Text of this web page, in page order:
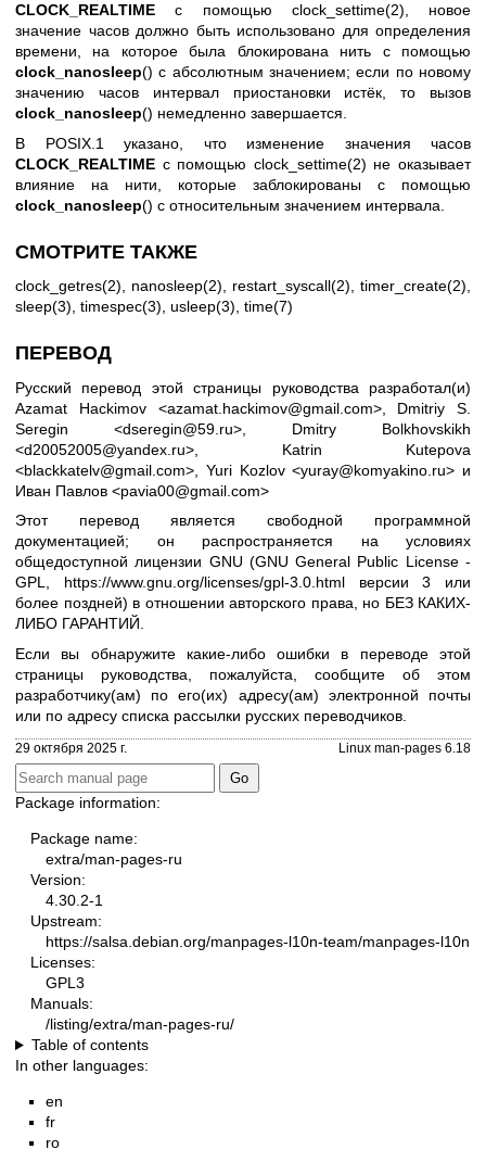
CLOCK_REALTIME с помощью clock_settime(2), новое
значение часов должно быть использовано для определения
времени, на которое была блокирована нить с помощью
clock_nanosleep() с абсолютным значением; если по новому
значению часов интервал приостановки истёк, то вызов
clock_nanosleep() немедленно завершается.
В POSIX.1 указано, что изменение значения часов
CLOCK_REALTIME с помощью clock_settime(2) не оказывает
влияние на нити, которые заблокированы с помощью
clock_nanosleep() с относительным значением интервала.
СМОТРИТЕ ТАКЖЕ
clock_getres(2), nanosleep(2), restart_syscall(2), timer_create(2),
sleep(3), timespec(3), usleep(3), time(7)
ПЕРЕВОД
Русский перевод этой страницы руководства разработал(и)
Azamat Hackimov <azamat.hackimov@gmail.com>, Dmitriy S.
Seregin <dseregin@59.ru>, Dmitry Bolkhovskikh
<d20052005@yandex.ru>, Katrin Kutepova
<blackkatelv@gmail.com>, Yuri Kozlov <yuray@komyakino.ru> и
Иван Павлов <pavia00@gmail.com>
Этот перевод является свободной программной
документацией; он распространяется на условиях
общедоступной лицензии GNU (GNU General Public License -
GPL, https://www.gnu.org/licenses/gpl-3.0.htmlверсии 3 или
более поздней) в отношении авторского права, но БЕЗ КАКИХ-
ЛИБО ГАРАНТИЙ.
Если вы обнаружите какие-либо ошибки в переводе этой
страницы руководства, пожалуйста, сообщите об этом
разработчику(ам) по его(их) адресу(ам) электронной почты
или по адресу списка рассылки русских переводчиков
29 октября 2025 г. Linux man-pages 6.18
Package information:
Package name:
extra/man-pages-ru
Version:
4.30.2-1
Upstream:
https://salsa.debian.org/manpages-l10n-team/manpages-l10n
Licenses:
GPL3
Manuals:
/listing/extra/man-pages-ru/
Table of contents
In other languages:
en
fr
ro